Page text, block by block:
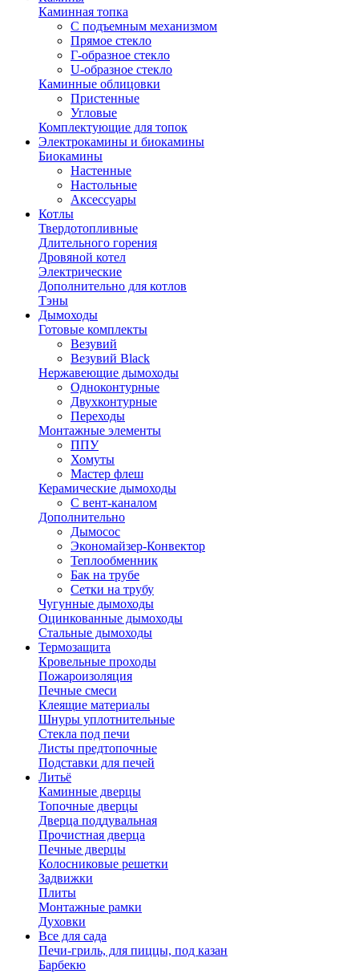
Каминная топка
С подъемным механизмом
Прямое стекло
Г-образное стекло
U-образное стекло
Каминные облицовки
Пристенные
Угловые
Комплектующие для топок
Электрокамины и биокамины
Биокамины
Настенные
Настольные
Аксессуары
Котлы
Твердотопливные
Длительного горения
Дровяной котел
Электрические
Дополнительно для котлов
Тэны
Дымоходы
Готовые комплекты
Везувий
Везувий Black
Нержавеющие дымоходы
Одноконтурные
Двухконтурные
Переходы
Монтажные элементы
ППУ
Хомуты
Мастер флеш
Керамические дымоходы
С вент-каналом
Дополнительно
Дымосос
Экономайзер-Конвектор
Теплообменник
Бак на трубе
Сетки на трубу
Чугунные дымоходы
Оцинкованные дымоходы
Стальные дымоходы
Термозащита
Кровельные проходы
Пожароизоляция
Печные смеси
Клеящие материалы
Шнуры уплотнительные
Стекла под печи
Листы предтопочные
Подставки для печей
Литьё
Каминные дверцы
Топочные дверцы
Дверца поддувальная
Прочистная дверца
Печные дверцы
Колосниковые решетки
Задвижки
Плиты
Монтажные рамки
Духовки
Все для сада
Печи-гриль, для пиццы, под казан
Барбекю